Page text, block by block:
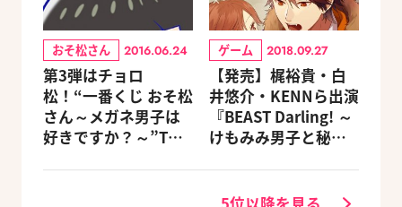
おそ松さん 2016.06.24
第3弾はチョロ
松！“一番くじ おそ松
さん～メガネ男子は
好きですか？～”Twit
ゲーム 2018.09.27
【発売】梶裕貴・白
井悠介・KENNら出演
『BEAST Darling! ～
けもみみ男子と秘密